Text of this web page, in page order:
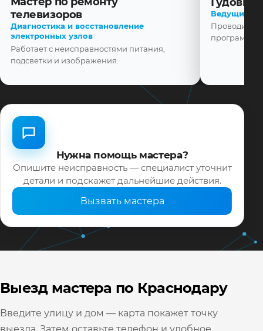
телевизоров
Диагностика и восстановление
электронных узлов
Работает с неисправностями питания,
подсветки и изображения.
Ведущий
Проводит
Нужна помощь мастера?
Опишите неисправность — специалист уточнит
детали и подскажет дальнейшие действия.
Вызвать мастера